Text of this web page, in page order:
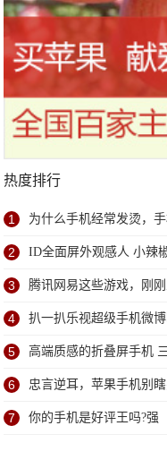
热度排行
1 为什么手机经常发烫，
2 ID全面屏外观感人 小辣
3 腾讯网易这些游戏，刚
4 扒一扒乐视超级手机微
5 高端质感的折叠屏手机
6 忠言逆耳，苹果手机别
7 你的手机是好评王吗?强